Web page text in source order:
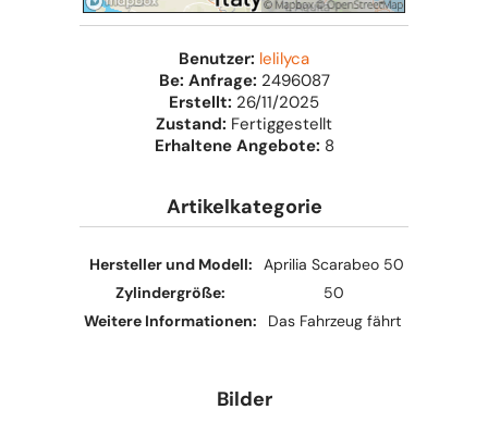
Benutzer: lelilyca
Be: Anfrage: 2496087
Erstellt: 26/11/2025
Zustand: Fertiggestellt
Erhaltene Angebote: 8
Artikelkategorie
Hersteller und Modell:
Aprilia Scarabeo 50
Zylindergröße:
50
Weitere Informationen:
Das Fahrzeug fährt
Bilder